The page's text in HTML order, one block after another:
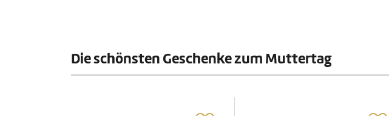
Die schönsten Geschenke zum Muttertag